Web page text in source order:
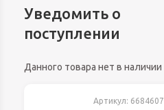
Уведомить о
поступлении
Данного товара нет в наличии
Артикул: 6684607